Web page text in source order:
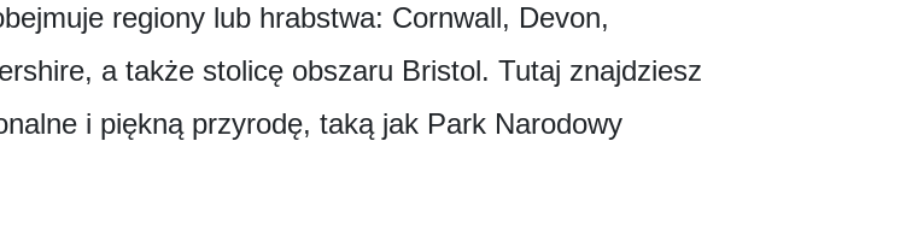
regiony lub hrabstwa: Cornwall, Devon,
a także stolicę obszaru Bristol. Tutaj znajdziesz
i piękną przyrodę, taką jak Park Narodowy